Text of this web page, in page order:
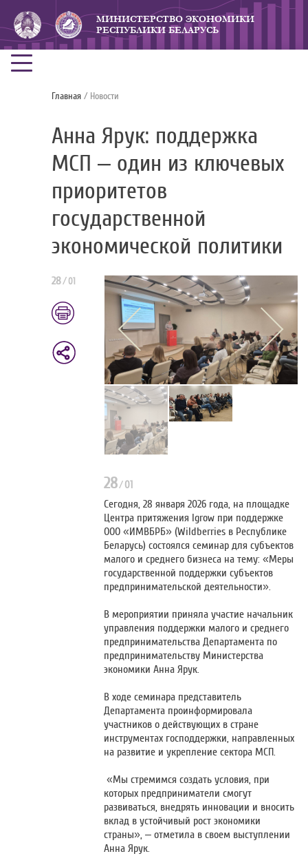
МИНИСТЕРСТВО ЭКОНОМИКИ
РЕСПУБЛИКИ БЕЛАРУСЬ
Главная / Новости
Анна Ярук: поддержка
МСП – один из ключевых
приоритетов
государственной
экономической политики
28/ 01
28/01
Сегодня, 28 января 2026 года, на площадке
Центра притяжения Igrow при поддержке
ООО «ИМВБРБ» (Wildberries в Республике
Беларусь) состоялся семинар для субъектов
малого и среднего бизнеса на тему: «Меры
государственной поддержки субъектов
предпринимательской деятельности».
В мероприятии приняла участие начальник
управления поддержки малого и среднего
предпринимательства Департамента по
предпринимательству Министерства
экономики Анна Ярук.
В ходе семинара представитель
Департамента проинформировала
участников о действующих в стране
инструментах господдержки, направленных
на развитие и укрепление сектора МСП.
«Мы стремимся создать условия, при
которых предприниматели смогут
развиваться, внедрять инновации и вносить
вклад в устойчивый рост экономики
страны», – отметила в своем выступлении
Анна Ярук.